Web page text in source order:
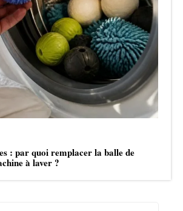
: par quoi remplacer la balle de
à laver ?